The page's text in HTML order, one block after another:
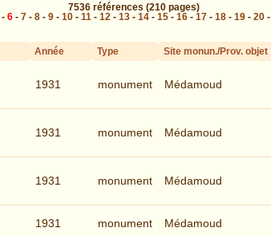
7536 références (210 pages)
- 6 - 7 - 8 - 9 - 10 - 11 - 12 - 13 - 14 - 15 - 16 - 17 - 18 - 19 - 20 -
Année Type Site monun./Prov. objet
1931 monument Médamoud
1931 monument Médamoud
1931 monument Médamoud
1931 monument Médamoud